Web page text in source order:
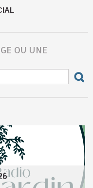
OU UNE